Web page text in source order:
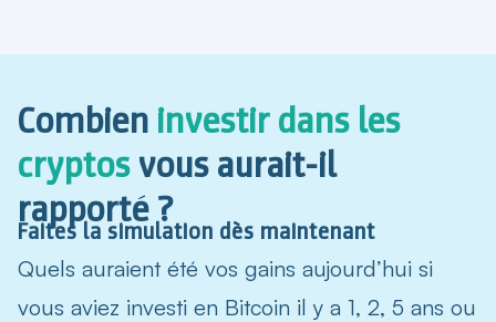
Combien investir dans les
cryptosvous aurait-il
rapporté ?
Faites la simulation dès maintenant
Quels auraient été vos gains aujourd’hui si
vous aviez investi en Bitcoin il y a 1, 2, 5 ans ou